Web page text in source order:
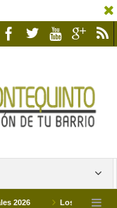
Los Campus de